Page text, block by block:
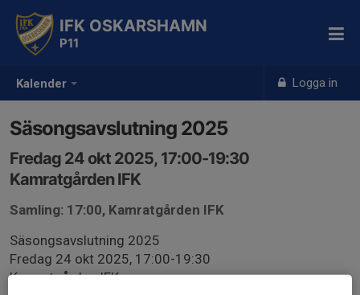
Kalender Logga in
IFK OSKARSHAMN
P11
Säsongsavslutning 2025
Fredag 24 okt 2025, 17:00-19:30
Kamratgården IFK
Samling: 17:00, Kamratgården IFK
Säsongsavslutning 2025
Fredag 24 okt 2025, 17:00-19:30
Kamratgården IFK